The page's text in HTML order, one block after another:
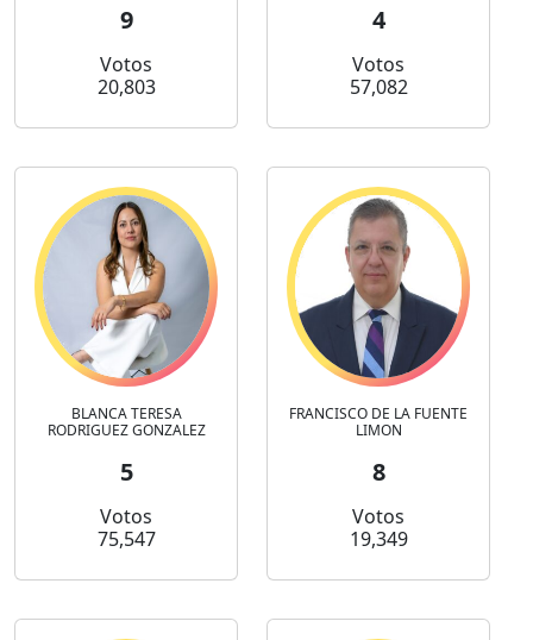
9
Votos
20,803
4
Votos
57,082
BLANCA TERESA
RODRIGUEZ GONZALEZ
5
Votos
75,547
FRANCISCO DE LA FUENTE
LIMON
8
Votos
19,349